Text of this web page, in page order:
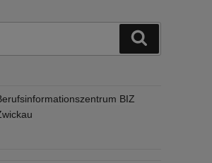
BIZ